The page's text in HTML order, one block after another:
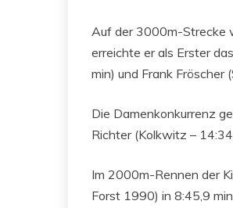
Auf der 3000m-Strecke
erreichte er als Erster
min) und Frank Fröscher
Die Damenkonkurrenz
Richter (Kolkwitz –
Im 2000m-Rennen der
Forst 1990) in 8:45,9